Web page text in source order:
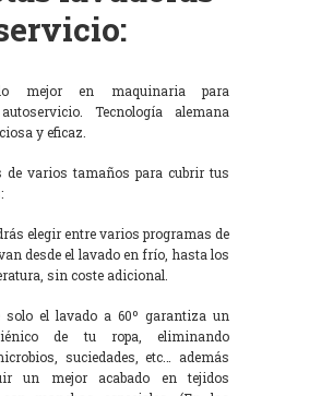
mejor en maquinaria para
Tecnología alemana
y eficaz.
de varios tamaños para cubrir tus
elegir entre varios programas de
desde el lavado en frío, hasta los
sin coste adicional.
solo el lavado a 60º garantiza un
de tu ropa, eliminando
suciedades, etc… además
un mejor acabado en tejidos